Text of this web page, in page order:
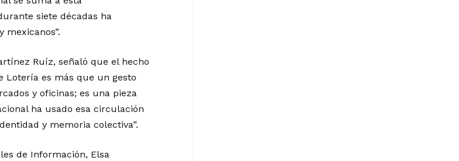
siete décadas ha
mexicanos”.
Ruíz, señaló que el hecho
Lotería es más que un gesto
y oficinas; es una pieza
ha usado esa circulación
y memoria colectiva”.
de Información, Elsa